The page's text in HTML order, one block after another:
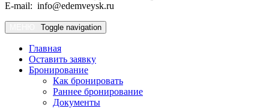
E-mail: info@edemveysk.ru
Toggle navigation
Главная
Оставить заявку
Бронирование
Как бронировать
Раннее бронирование
Документы